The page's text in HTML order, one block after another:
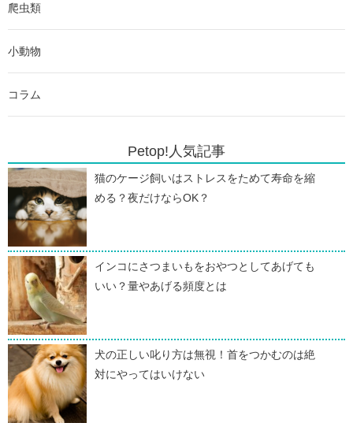
爬虫類
小動物
コラム
Petop!人気記事
猫のケージ飼いはストレスをためて寿命を縮
める？夜だけならOK？
インコにさつまいもをおやつとしてあげても
いい？量やあげる頻度とは
犬の正しい叱り方は無視！首をつかむのは絶
対にやってはいけない